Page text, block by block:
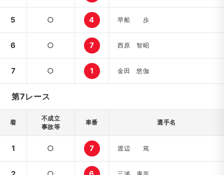
5 ○ 4 早船 歩
6 ○ 7 西原 智昭
7 ○ 1 金田 悠伽
第7レース
着
不成立
事故等
車番 選手名
1 ○ 7 渡辺 篤